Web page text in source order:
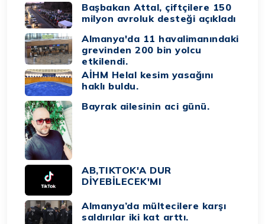
Başbakan Attal, çiftçilere 150
milyon avroluk desteği açıkladı
Almanya'da 11 havalimanındaki
grevinden 200 bin yolcu
etkilendi.
AİHM Helal kesim yasağını
haklı buldu.
Bayrak ailesinin aci günü.
AB,TIKTOK'A DUR
DİYEBİLECEK'MI
Almanya’da mültecilere karşı
saldırılar iki kat arttı.